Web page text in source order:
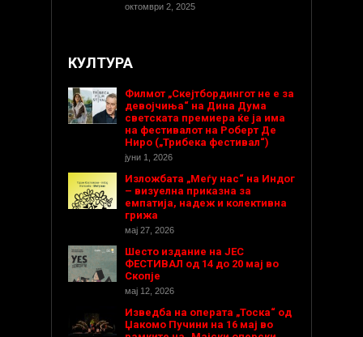
октомври 2, 2025
КУЛТУРА
Филмот „Скејтбордингот не е за
девојчиња“ на Дина Дума
светската премиера ќе ја има
на фестивалот на Роберт Де
Ниро („Трибека фестивал“)
јуни 1, 2026
Изложбата „Меѓу нас“ на Индог
– визуелна приказна за
емпатија, надеж и колективна
грижа
мај 27, 2026
Шесто издание на ЈЕС
ФЕСТИВАЛ од 14 до 20 мај во
Скопје
мај 12, 2026
Изведба на операта „Тоска“ од
Џакомо Пучини на 16 мај во